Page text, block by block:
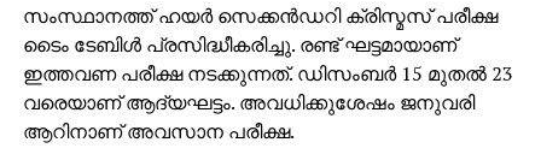
RELATED TOPICS:
UP NEXT
മലപ്പുറത്ത് വോട്ടെടുപ്പ് ആരംഭിച്ചു; ഹൈദരലി
തങ്ങളും കുഞ്ഞാലിക്കുട്ടിയും വോട്ട് രേഖപ്പെടുത്തി
സംസ്ഥാനത്ത് ഹയര്‍ സെക്കന്‍ഡറി ക്രിസ്മസ് പരീക്ഷ
ടൈം ടേബിള്‍ പ്രസിദ്ധീകരിച്ചു. രണ്ട് ഘട്ടമായാണ്
ഇത്തവണ പരീക്ഷ നടക്കുന്നത്. ഡിസംബര്‍ 15 മുതല്‍ 23
വരെയാണ് ആദ്യഘട്ടം. അവധിക്കുശേഷം ജനുവരി
ആറിനാണ് അവസാന പരീക്ഷ.